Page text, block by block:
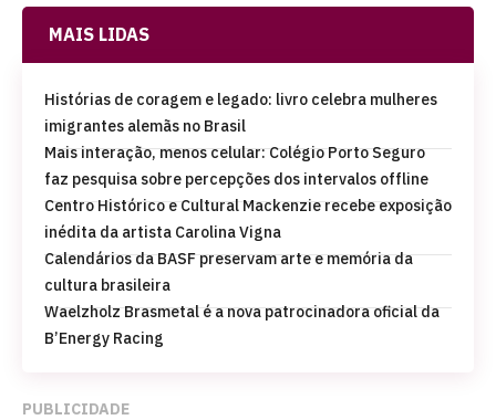
MAIS LIDAS
Histórias de coragem e legado: livro celebra mulheres
imigrantes alemãs no Brasil
Mais interação, menos celular: Colégio Porto Seguro
faz pesquisa sobre percepções dos intervalos offline
Centro Histórico e Cultural Mackenzie recebe exposição
inédita da artista Carolina Vigna
Calendários da BASF preservam arte e memória da
cultura brasileira
Waelzholz Brasmetal é a nova patrocinadora oficial da
B’Energy Racing
PUBLICIDADE